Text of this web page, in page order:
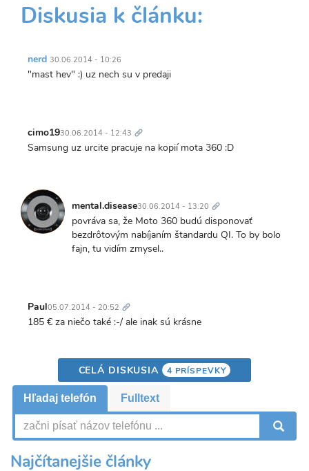
Diskusia k článku:
nerd 30.06.2014 - 10:26
"mast hev" :) uz nech su v predaji
cimo1930.06.2014 - 12:43 odkaz
Samsung uz urcite pracuje na kopií mota 360 :D
mental.disease30.06.2014 - 13:20 odkaz
povráva sa, že Moto 360 budú disponovať
bezdrôtovým nabíjaním štandardu QI. To by bolo
fajn, tu vidím zmysel..
Paul05.07.2014 - 20:52 odkaz
185 € za niečo také :-/ ale inak sú krásne
CELÁ DISKUSIA 4 PRÍSPEVKY
Hľadaj telefón Fulltext
Najčítanejšie články